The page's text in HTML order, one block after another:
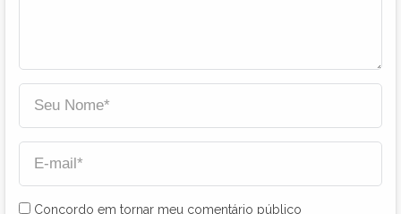
Concordo em tornar meu comentário público